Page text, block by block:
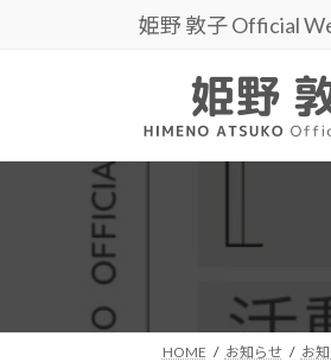
へ
ョ
姫野 敦子 Official
HOME お知らせ お